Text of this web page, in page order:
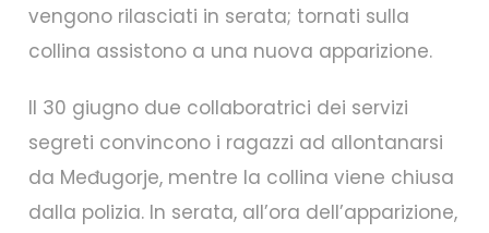
vengono rilasciati in serata; tornati sulla
collina assistono a una nuova apparizione.
Il 30 giugno due collaboratrici dei servizi
segreti convincono i ragazzi ad allontanarsi
da Međugorje, mentre la collina viene chiusa
dalla polizia. In serata, all’ora dell’apparizione,